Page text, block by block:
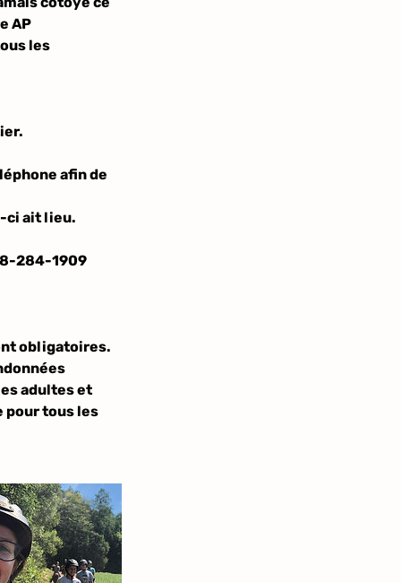
AP
les
afin de
ci ait lieu.
284-1909
obligatoires.
adultes et
pour tous les